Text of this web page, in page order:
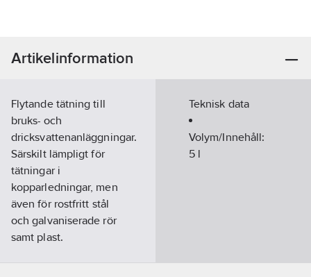
Artikelinformation
Flytande tätning till
bruks- och
dricksvattenanläggningar.
Särskilt lämpligt för
tätningar i
kopparledningar, men
även för rostfritt stål
och galvaniserade rör
samt plast.
Teknisk data
Volym/Innehåll:
5 l